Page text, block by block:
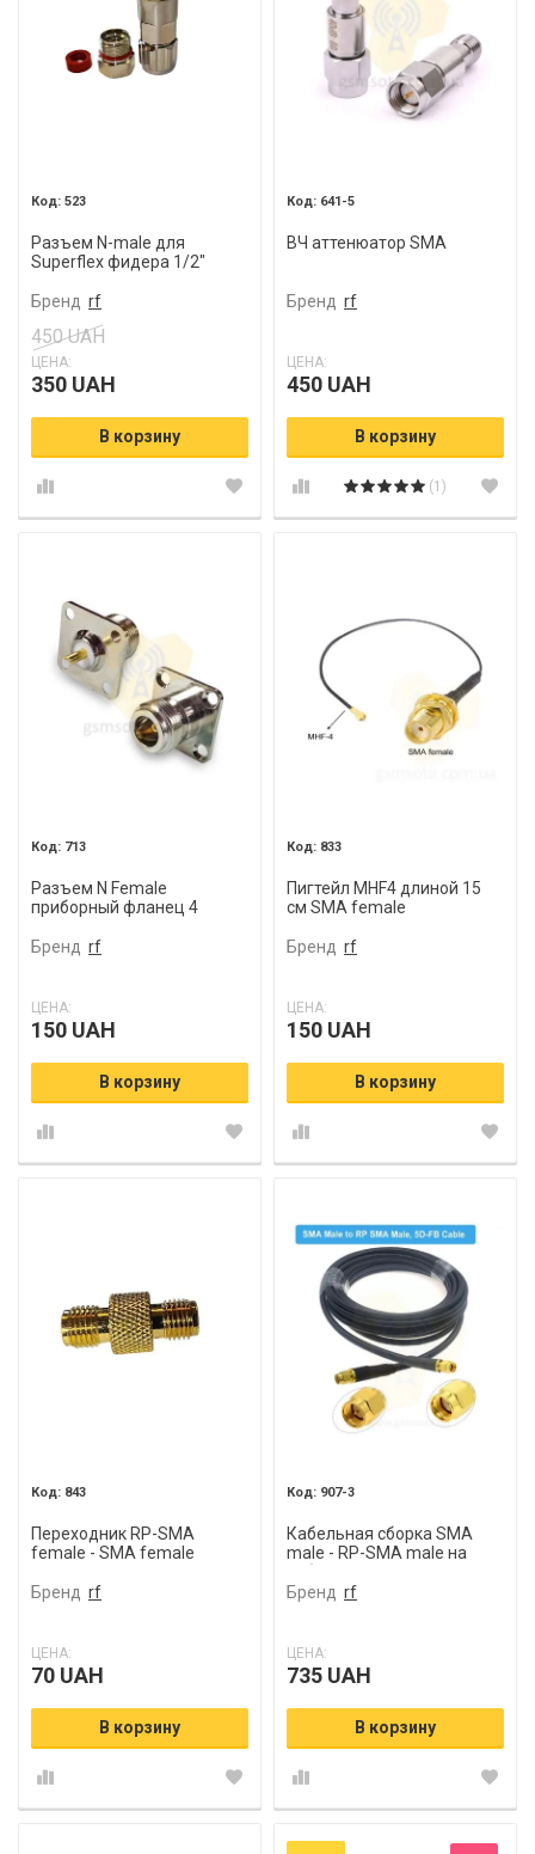
523
Разъем N-male для
Superflex фидера 1/2"
Бренд rf
450 UAH
ЦЕНА:
350 UAH
В корзину
641-5
ВЧ аттенюатор SMA
Бренд rf
ЦЕНА:
450 UAH
В корзину
(1)
713
Разъем N Female
приборный фланец 4
Бренд rf
ЦЕНА:
150 UAH
В корзину
833
Пигтейл MHF4 длиной 15
см SMA female
Бренд rf
ЦЕНА:
150 UAH
В корзину
843
Переходник RP-SMA
female - SMA female
Бренд rf
ЦЕНА:
70 UAH
В корзину
907-3
Кабельная сборка SMA
male - RP-SMA male на
Бренд rf
ЦЕНА:
735 UAH
В корзину